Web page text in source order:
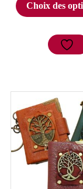
Choix des